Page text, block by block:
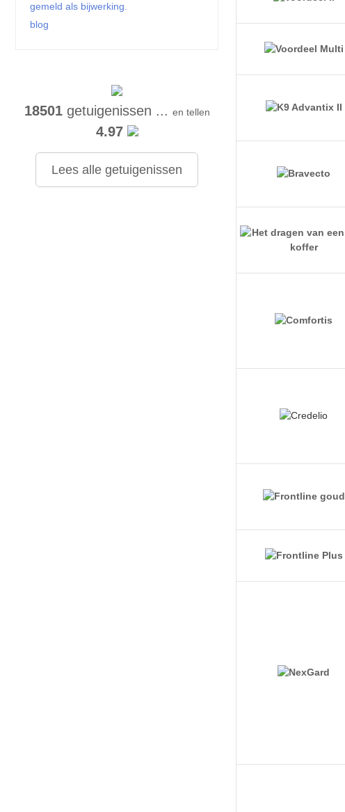
gemeld als bijwerking.
blog
18501getuigenissen ... en tellen
4.97
Lees alle getuigenissen